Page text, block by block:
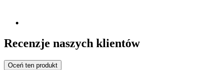
Recenzje naszych klientów
Oceń ten produkt